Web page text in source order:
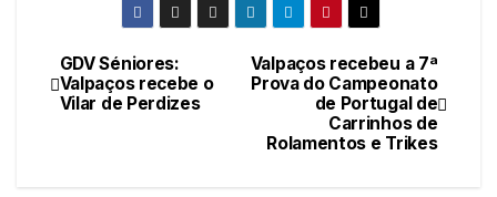
Navegação
de
Valpaços recebeu a 7ª
Prova do Campeonato
de Portugal de
Carrinhos de
Rolamentos e Trikes
GDV Séniores:
Valpaços recebe o
Vilar de Perdizes